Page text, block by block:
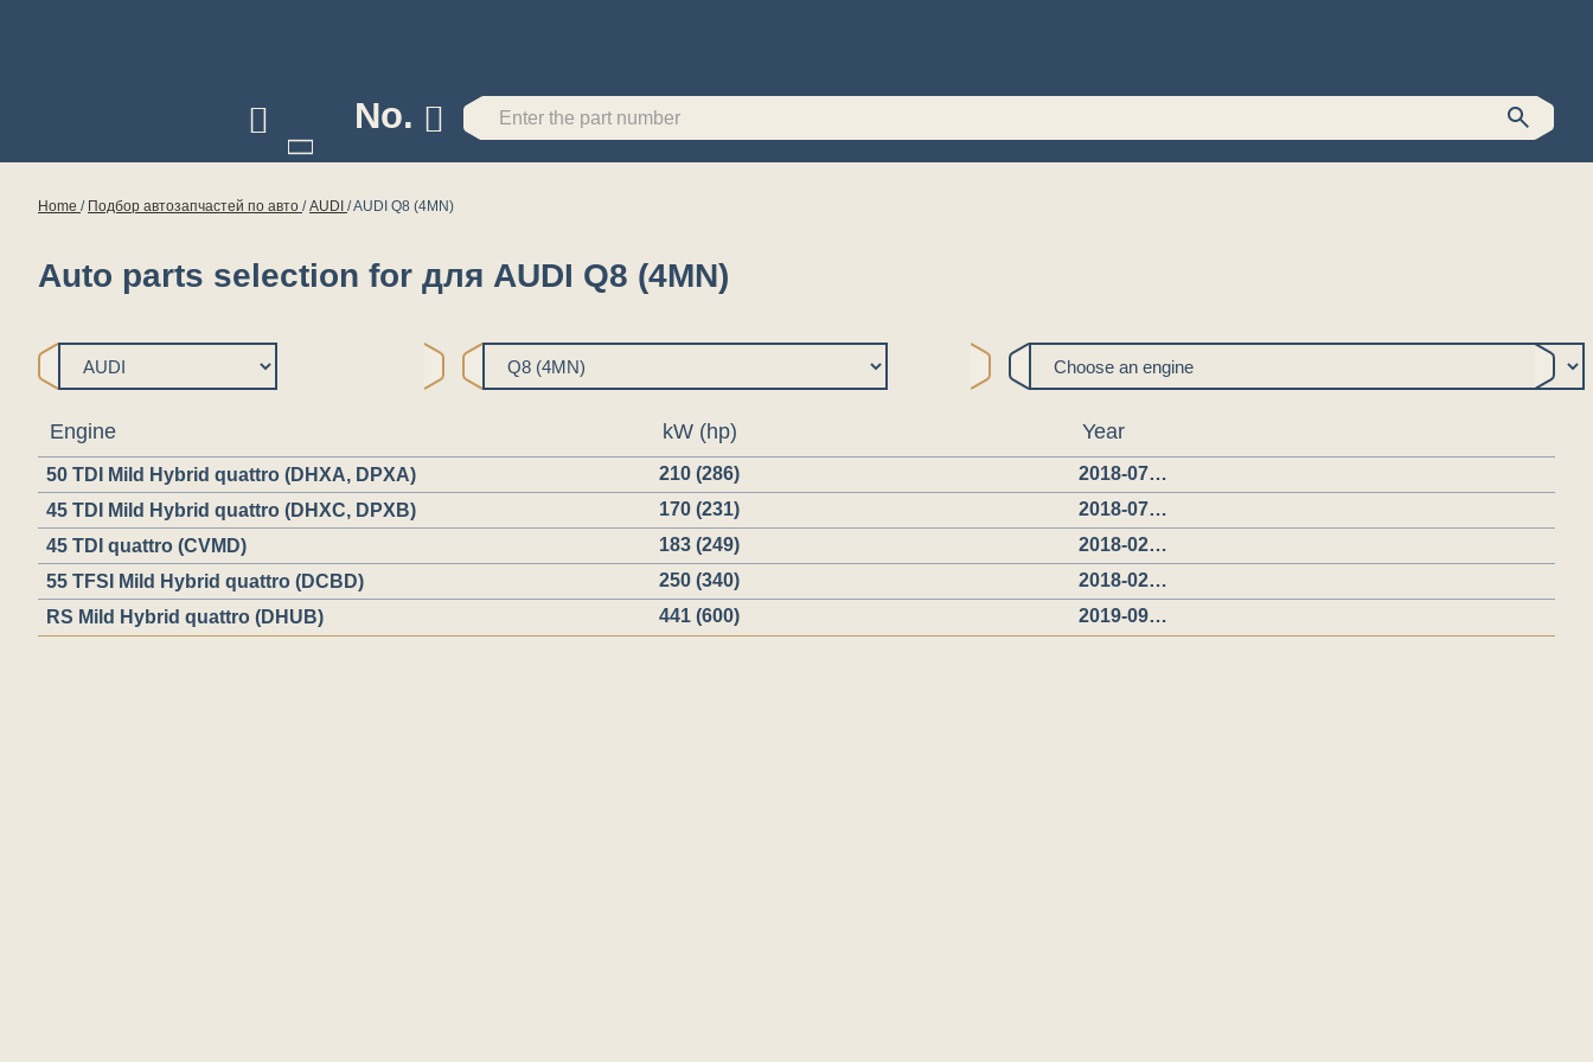
No.
Home / Подбор автозапчастей по авто /AUDI /AUDI Q8 (4MN)
Auto parts selection for для AUDI Q8 (4MN)
Engine kW (hp) Year
50 TDI Mild Hybrid quattro (DHXA, DPXA) 210 (286)
2018-07…
45 TDI Mild Hybrid quattro (DHXC, DPXB)
170 (231)
2018-07…
45 TDI quattro (CVMD)
183 (249)
2018-02…
55 TFSI Mild Hybrid quattro (DCBD)
250 (340)
2018-02…
RS Mild Hybrid quattro (DHUB)
441 (600) 2019-09…